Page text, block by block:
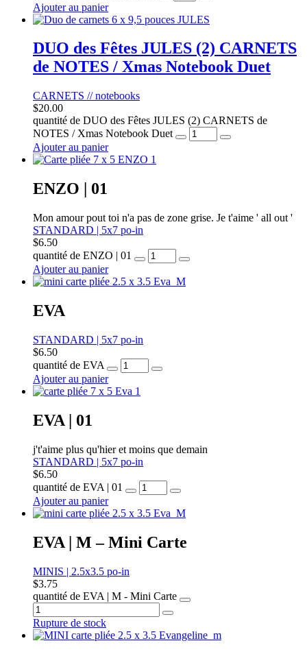
Ajouter au panier
DUO des Fêtes JULES (2) CARNETS
de NOTES / Xmas Notebook Duet
CARNETS // notebooks
$20.00
quantité de DUO des Fêtes JULES (2) CARNETS de
NOTES / Xmas Notebook Duet
Ajouter au panier
ENZO | 01
Mon amour pout toi n'a pas de zone grise. Je t'aime ' all out '
STANDARD | 5x7 po-in
$6.50
quantité de ENZO | 01
Ajouter au panier
EVA
STANDARD | 5x7 po-in
$6.50
quantité de EVA
Ajouter au panier
EVA | 01
j't'aime plus qu'hier et moins que demain
STANDARD | 5x7 po-in
$6.50
quantité de EVA | 01
Ajouter au panier
EVA | M – Mini Carte
MINIS | 2.5x3.5 po-in
$3.75
quantité de EVA | M - Mini Carte
Rupture de stock